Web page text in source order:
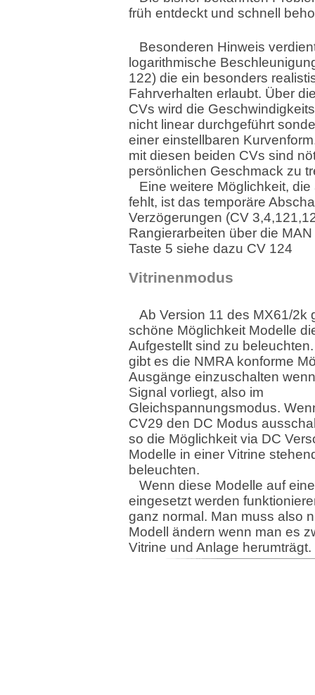
früh entdeckt und schnell
Besonderen Hinweis
logarithmische
122) die ein besonders
Fahrverhalten erlaubt. Über
CVs wird die
nicht linear durchgeführt
einer einstellbaren
mit diesen beiden CVs sind
persönlichen Geschmack zu
Eine weitere Möglichkeit, die
fehlt, ist das temporäre
Verzögerungen (CV
Rangierarbeiten über die
Taste 5 siehe dazu CV 124
Vitrinenmodus
Ab Version 11 des MX61/2k
schöne Möglichkeit Modelle
Aufgestellt sind zu
gibt es die NMRA konforme
Ausgänge einzuschalten
Signal vorliegt, also im
Gleichspannungsmodus.
CV29 den DC Modus
so die Möglichkeit via DC
Modelle in einer Vitrine
beleuchten.
Wenn diese Modelle auf
eingesetzt werden
ganz normal. Man muss also
Modell ändern wenn man es
Vitrine und Anlage herumträgt.